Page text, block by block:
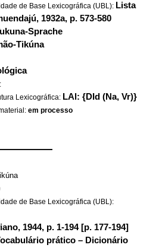
de Base Lexicográfica (UBL): Lista
1932a, p. 573-580
Sprache
Tikúna
Lexicográfica: LAl: {DId (Na, Vr)}
em processo
de Base Lexicográfica (UBL):
1944, p. 1-194 [p. 177-194]
prático – Dicionário